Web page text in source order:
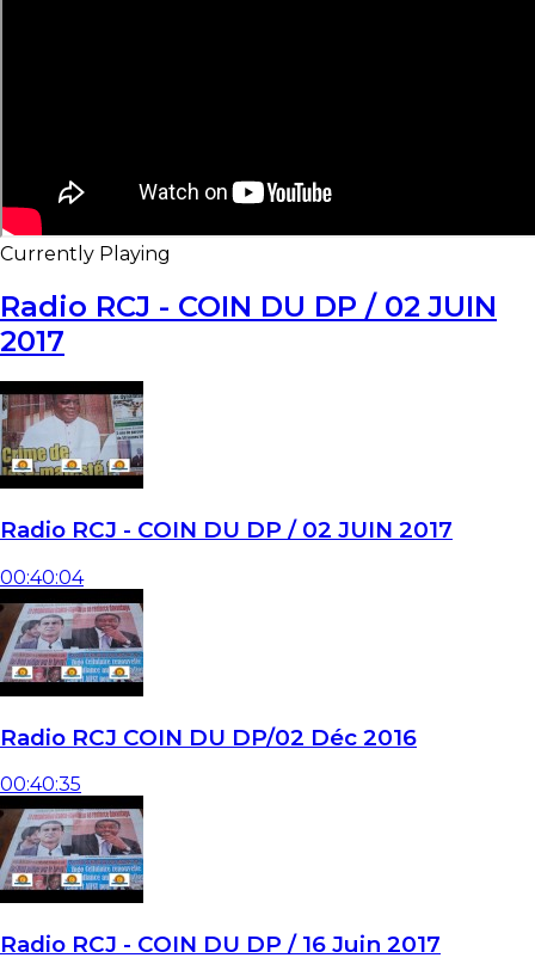
Currently Playing
Radio RCJ - COIN DU DP / 02 JUIN
2017
Radio RCJ - COIN DU DP / 02 JUIN 2017
00:40:04
Radio RCJ COIN DU DP/02 Déc 2016
00:40:35
Radio RCJ - COIN DU DP / 16 Juin 2017